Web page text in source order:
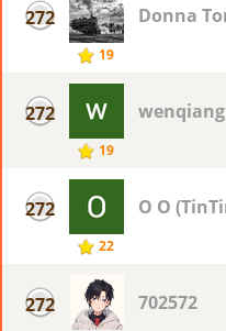
272
19
Donna
272
19
272
22
O O
272 702572